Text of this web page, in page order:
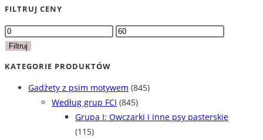
FILTRUJ CENY
Cena
min
Cena
Filtruj
KATEGORIE PRODUKTÓW
Gadżety z psim motywem (845)
Według grup FCI (845)
Grupa I: Owczarki i inne psy pasterskie
(115)